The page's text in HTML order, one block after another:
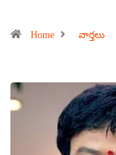
Home వార్తలు